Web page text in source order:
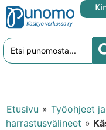
Etusivu » Työohjeet
harrastusvälineet »